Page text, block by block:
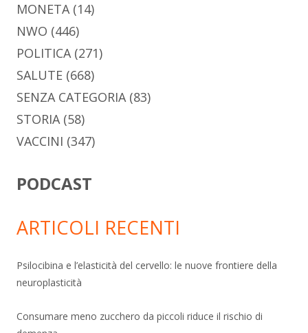
MONETA(14)
NWO (446)
POLITICA(271)
SALUTE (668)
SENZA CATEGORIA(83)
STORIA(58)
VACCINI (347)
PODCAST
ARTICOLI RECENTI
Psilocibina e l’elasticità del cervello: le nuove frontiere della
neuroplasticità
Consumare meno zucchero da piccoli riduce il rischio di